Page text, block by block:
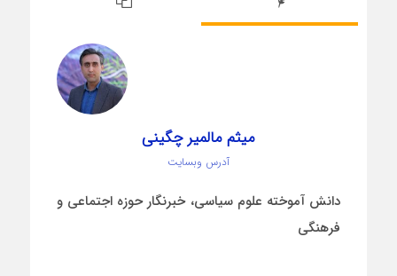
میثم مالمیر چگینی
آدرس وبسایت
دانش آموخته علوم سیاسی، خبرنگار حوزه اجتماعی و
فرهنگی